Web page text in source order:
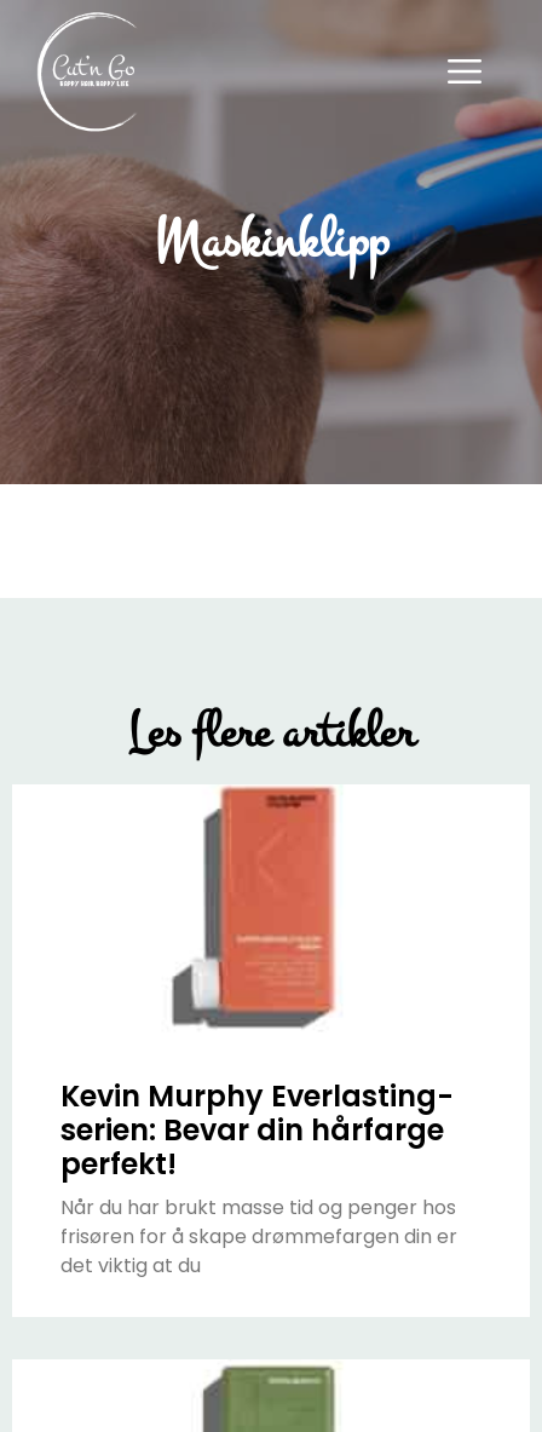
Maskinklipp
Les flere artikler
Kevin Murphy Everlasting-
serien: Bevar din hårfarge
perfekt!
Når du har brukt masse tid og penger hos
frisøren for å skape drømmefargen din er
det viktig at du